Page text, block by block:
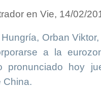
en Vie, 14/02/
Orban
a la
pronunciado hoy
China.